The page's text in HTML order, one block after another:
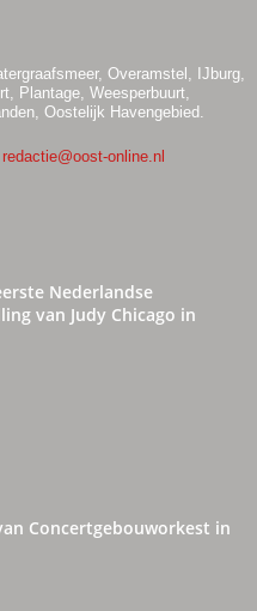
Overamstel, IJburg,
Plantage, Weesperbuurt,
Oostelijk Havengebied.
redactie@oost-online.nl
Nederlandse
van Judy Chicago in
Concertgebouworkest in